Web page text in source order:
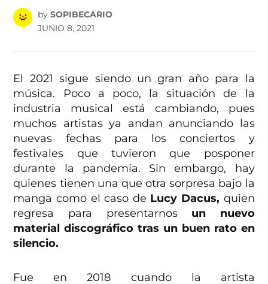
by SOPIBECARIO
JUNIO 8, 2021
El 2021 sigue siendo un gran año para la
música. Poco a poco, la situación de la
industria musical está cambiando, pues
muchos artistas ya andan anunciando las
nuevas fechas para los conciertos y
festivales que tuvieron que posponer
durante la pandemia. Sin embargo, hay
quienes tienen una que otra sorpresa bajo la
manga como el caso de Lucy Dacus, quien
regresa para presentarnos un nuevo
material discográfico tras un buen rato en
silencio.
Fue en 2018 cuando la artista